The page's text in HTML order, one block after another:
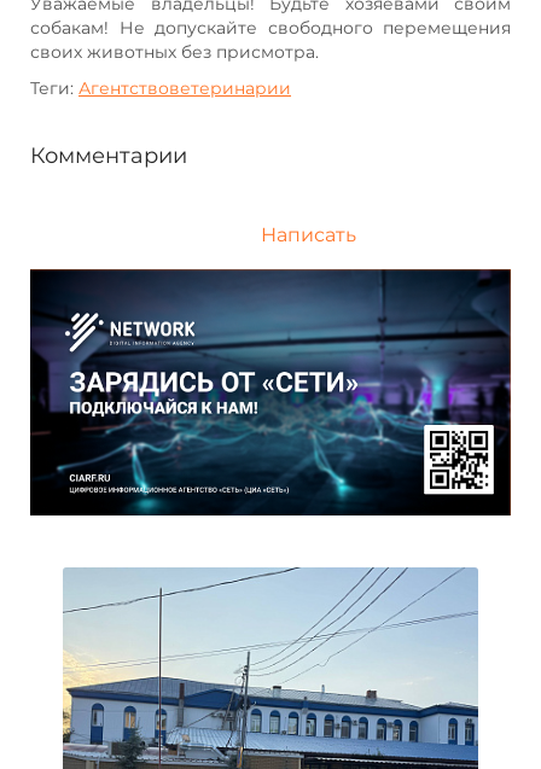
собакам! Не допускайте свободного перемещения
своих животных без присмотра.
Теги: Агентствоветеринарии
Комментарии
Написать